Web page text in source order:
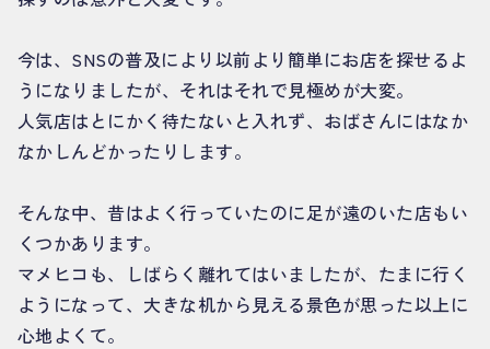
今は、SNSの普及により以前より簡単にお店を探せるよ
うになりましたが、それはそれで見極めが大変。
人気店はとにかく待たないと入れず、おばさんにはなか
なかしんどかったりします。
そんな中、昔はよく行っていたのに足が遠のいた店もい
くつかあります。
マメヒコも、しばらく離れてはいましたが、たまに行く
ようになって、大きな机から見える景色が思った以上に
心地よくて。